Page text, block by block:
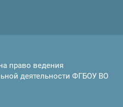
право ведения
деятельности ФГБОУ ВО